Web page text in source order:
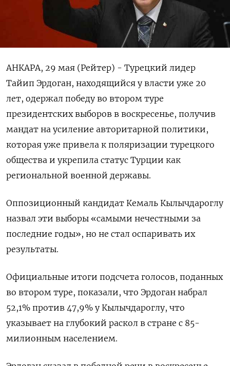
АНКАРА, 29 мая (Рейтер) - Турецкий лидер
Тайип Эрдоган, находящийся у власти уже 20
лет, одержал победу во втором туре
президентских выборов в воскресенье, получив
мандат на усиление авторитарной политики,
которая уже привела к поляризации турецкого
общества и укрепила статус Турции как
региональной военной державы.
Оппозиционный кандидат Кемаль Кылычдароглу
назвал эти выборы «самыми нечестными за
последние годы», но не стал оспаривать их
результаты.
Официальные итоги подсчета голосов, поданных
во втором туре, показали, что Эрдоган набрал
52,1% против 47,9% у Кылычдароглу, что
указывает на глубокий раскол в стране с 85-
милионным населением.